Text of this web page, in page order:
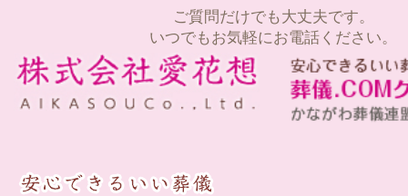
ご質問だけでも大丈夫です。
いつでもお気軽にお電話ください。